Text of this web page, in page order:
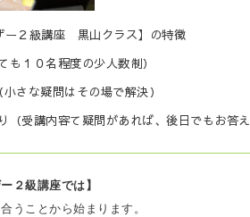
ー２級講座 黒山クラス】の特徴
も１０名程度の少人数制）
さな疑問はその場で解決）
（受講内容て疑問があれば、後日でもお答え
２級講座では】
うことから始まります。